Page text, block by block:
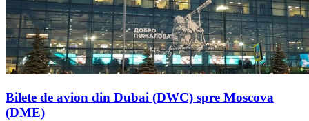
Bilete de avion din Dubai (DWC) spre Moscova
(DME)